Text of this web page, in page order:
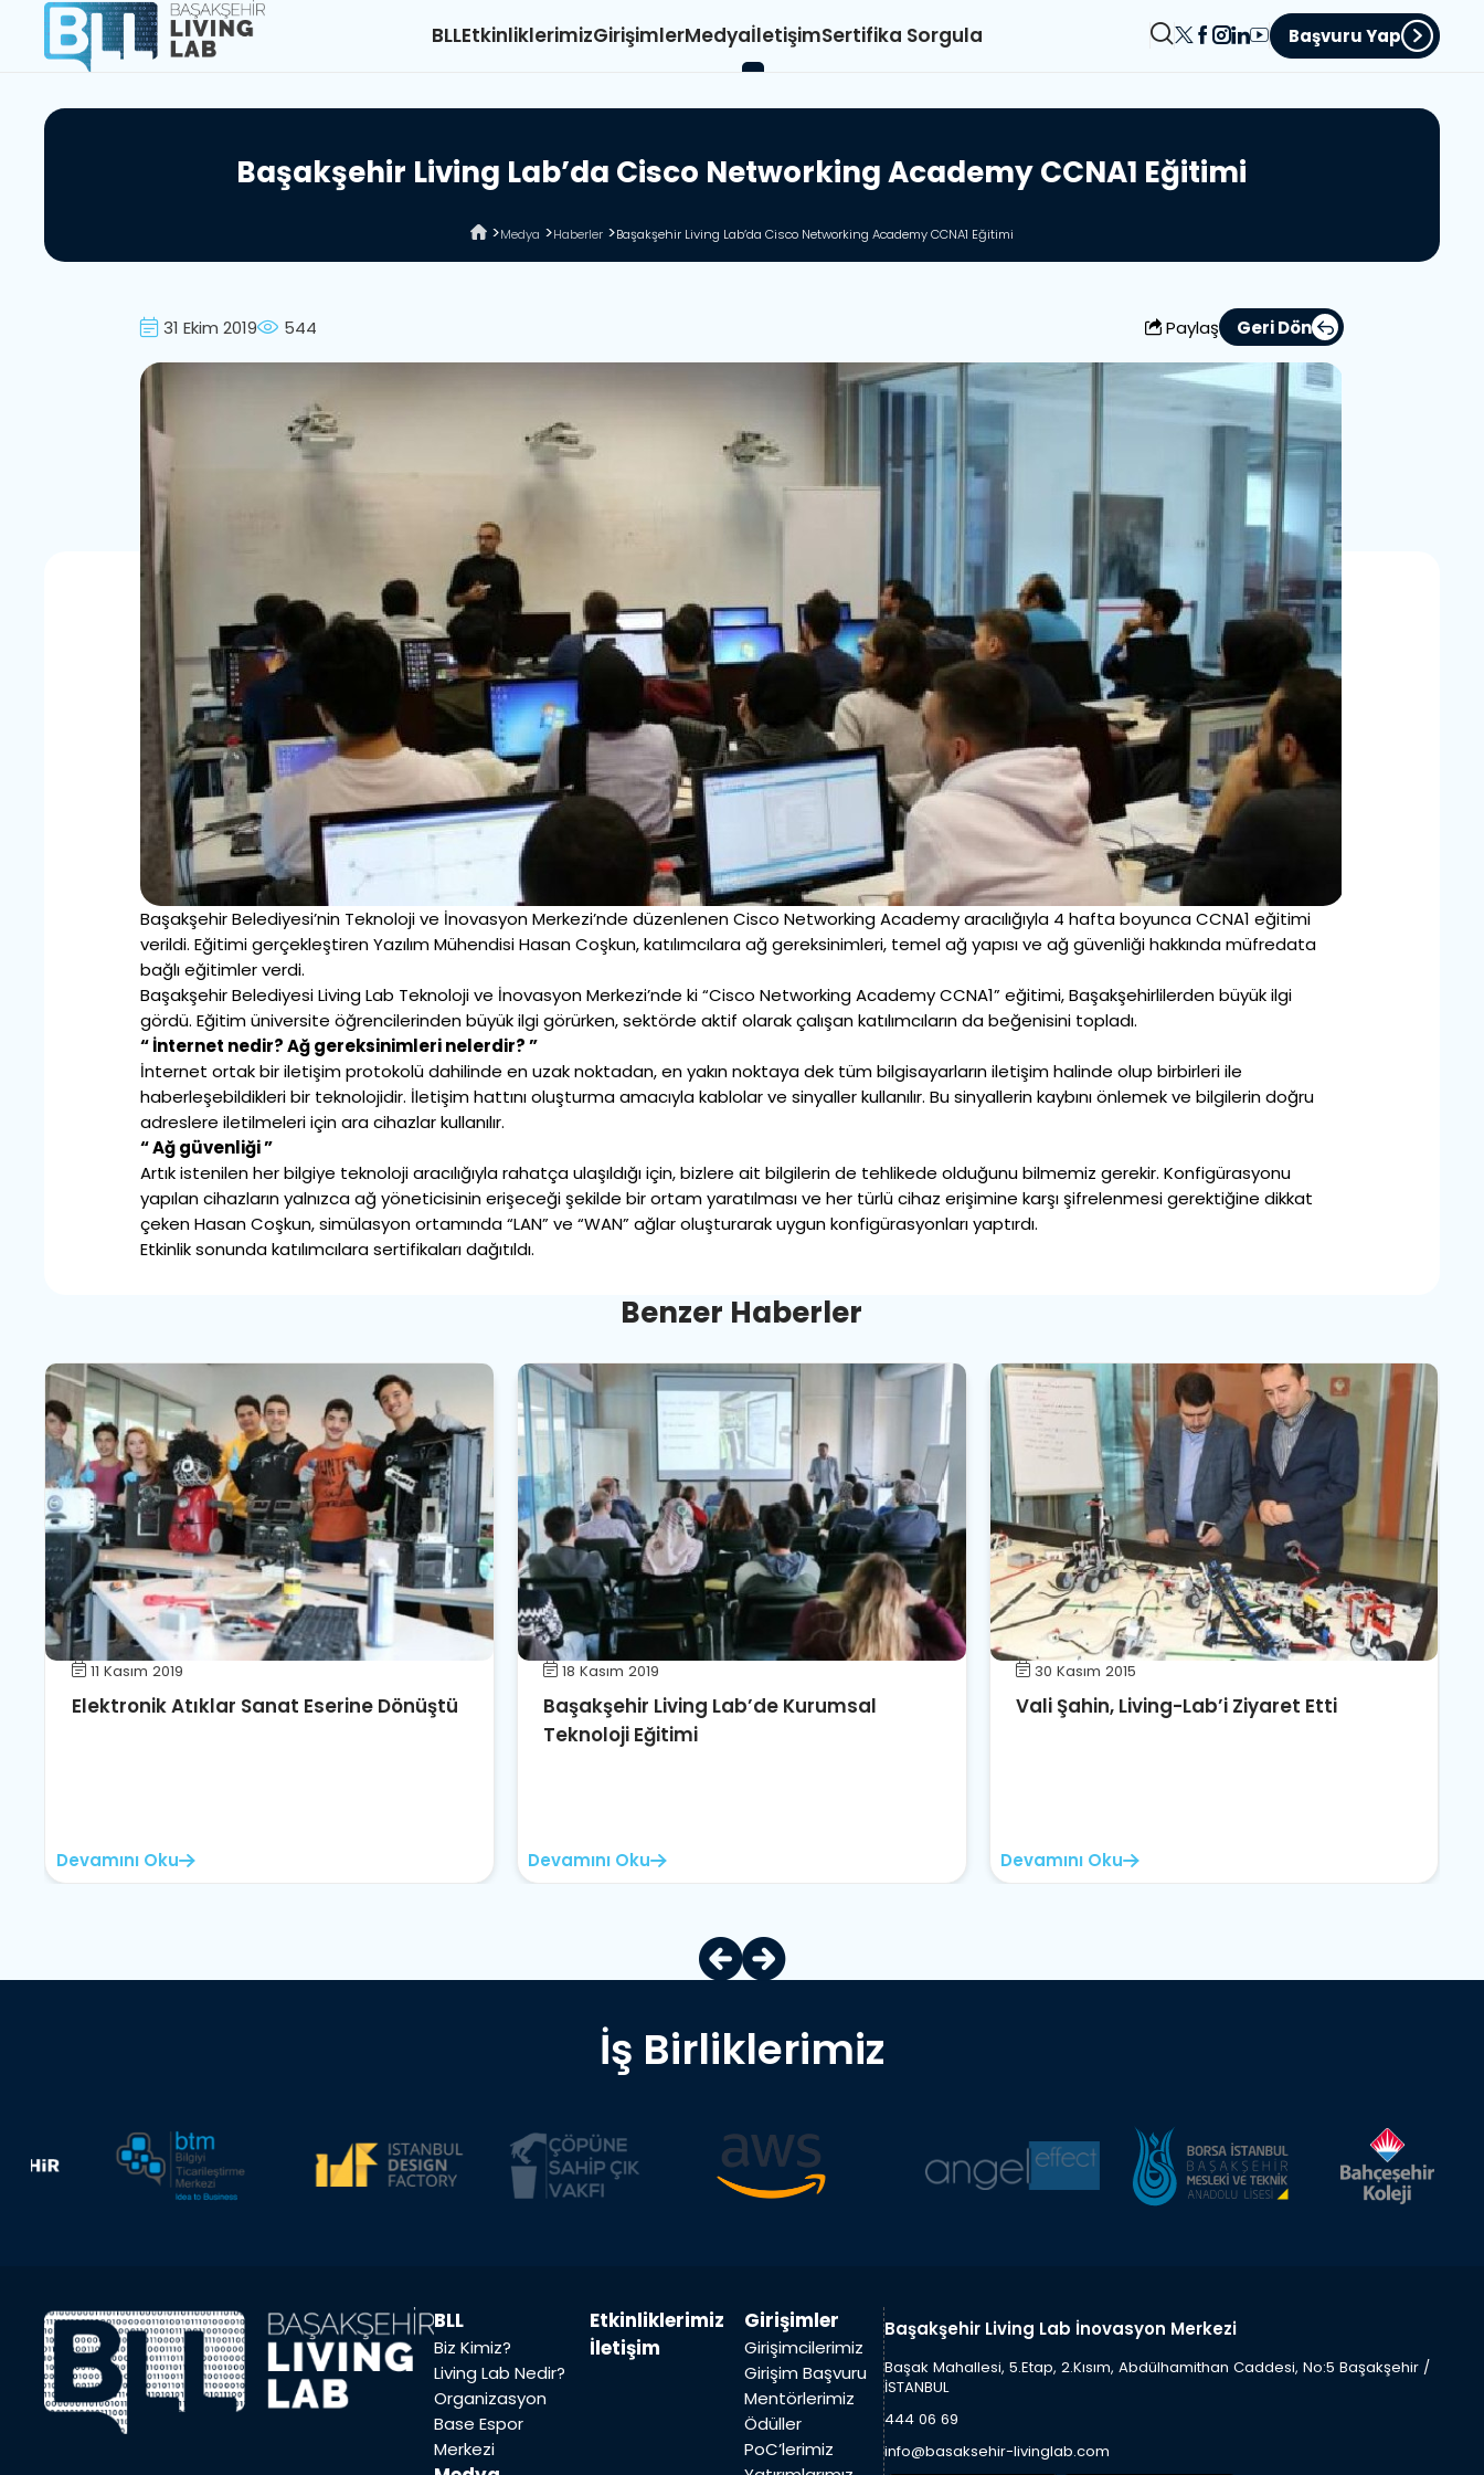
BLLEtkinliklerimizGirişimlerMedyaİletişimSertifika Sorgula Başvuru Yap
Başakşehir Living Lab’da Cisco Networking AcademyCCNA1 Eğitimi
Medya Haberler Başakşehir Living Lab’da Cisco Networking Academy CCNA1 Eğitimi
31 Ekim 2019 544 Paylaş Geri Dön
Başakşehir Belediyesi’nin Teknoloji ve İnovasyon Merkezi’nde düzenlenen Cisco Networking Academy aracılığıyla 4 hafta boyunca CCNA1 eğitimi
verildi. Eğitimi gerçekleştiren Yazılım Mühendisi Hasan Coşkun, katılımcılara ağ gereksinimleri, temel ağ yapısı ve ağ güvenliği hakkında müfredata
bağlı eğitimler verdi.
Başakşehir Belediyesi Living Lab Teknoloji ve İnovasyon Merkezi’nde ki “Cisco Networking Academy CCNA1” eğitimi, Başakşehirlilerden büyük ilgi
gördü. Eğitim üniversite öğrencilerinden büyük ilgi görürken, sektörde aktif olarak çalışan katılımcıların da beğenisini topladı.
“ İnternet nedir? Ağ gereksinimleri nelerdir? ”
İnternet ortak bir iletişim protokolü dahilinde en uzak noktadan, en yakın noktaya dek tüm bilgisayarların iletişim halinde olup birbirleri ile
haberleşebildikleri bir teknolojidir. İletişim hattını oluşturma amacıyla kablolar ve sinyaller kullanılır. Bu sinyallerin kaybını önlemek ve bilgilerin doğru
adreslere iletilmeleri için ara cihazlar kullanılır.
“ Ağ güvenliği ”
Artık istenilen her bilgiye teknoloji aracılığıyla rahatça ulaşıldığı için, bizlere ait bilgilerin de tehlikede olduğunu bilmemiz gerekir. Konfigürasyonu
yapılan cihazların yalnızca ağ yöneticisinin erişeceği şekilde bir ortam yaratılması ve her türlü cihaz erişimine karşı şifrelenmesi gerektiğine dikkat
çeken Hasan Coşkun, simülasyon ortamında “LAN” ve “WAN” ağlar oluşturarak uygun konfigürasyonları yaptırdı.
Etkinlik sonunda katılımcılara sertifikaları dağıtıldı.
Benzer Haberler
11 Kasım 2019
Elektronik Atıklar Sanat Eserine Dönüştü
Devamını Oku
18 Kasım 2019
Başakşehir Living Lab’de Kurumsal
Teknoloji Eğitimi
Devamını Oku
30 Kasım 2015
Vali Şahin, Living-Lab’i Ziyaret Etti
Devamını Oku
İş Birliklerimiz
BLL
Biz Kimiz?
Living Lab Nedir?
Organizasyon
Base Espor
Merkezi
Etkinliklerimiz
İletişim
Girişimler
Girişimcilerimiz
Girişim Başvuru
Mentörlerimiz
Ödüller
PoC’lerimiz
Başakşehir Living Lab İnovasyon Merkezi
Başak Mahallesi, 5.Etap, 2.Kısım, Abdülhamithan Caddesi, No:5 Başakşehir /
İSTANBUL
444 06 69
info@basaksehir-livinglab.com